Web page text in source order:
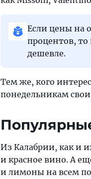
Если цены на
процентов, то
дешевле.
Тем же, кого
понедельникам
Из Калабрии, как и
и красное вино. А
и лимоны на всем